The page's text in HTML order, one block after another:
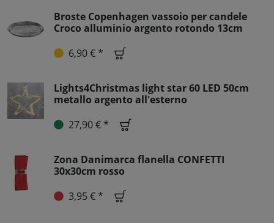
Broste Copenhagen vassoio per candele
Croco alluminio argento rotondo 13cm
6,90 € *
Lights4Christmas light star 60 LED 50cm
metallo argento all'esterno
27,90 € *
Zona Danimarca flanella CONFETTI
30x30cm rosso
3,95 € *